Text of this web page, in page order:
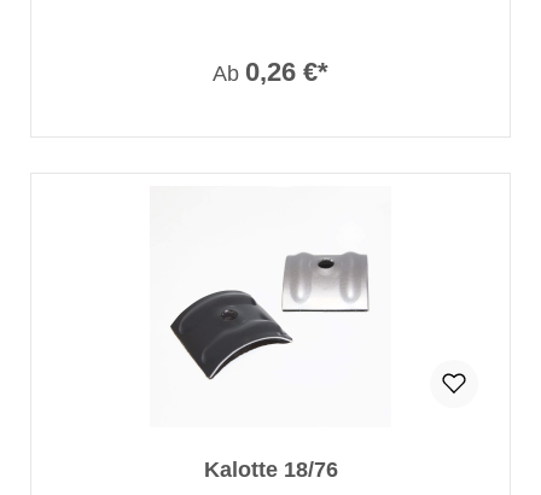
Ab 0,26 €*
Kalotte 18/76